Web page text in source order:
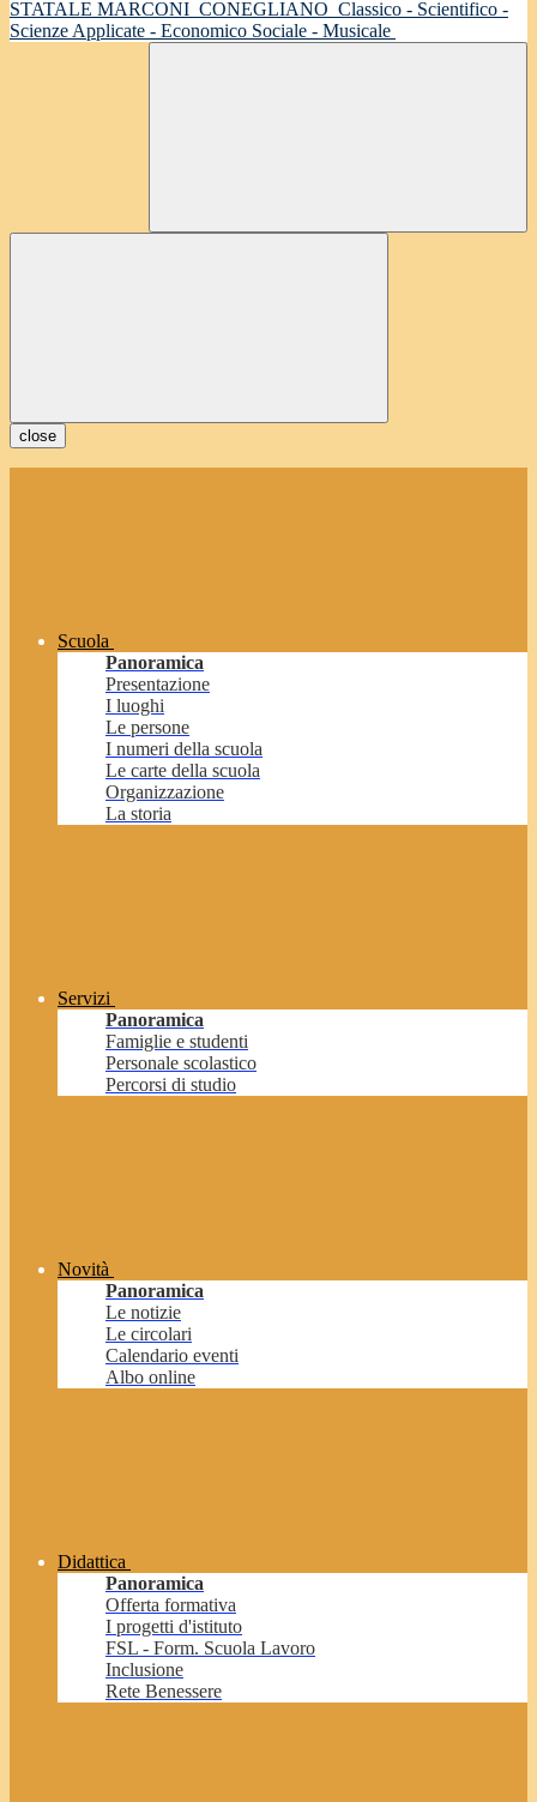
STATALE MARCONI CONEGLIANO Classico - Scientifico -
Scienze Applicate - Economico Sociale - Musicale
close
Scuola
Panoramica
Presentazione
I luoghi
Le persone
I numeri della scuola
Le carte della scuola
Organizzazione
La storia
Servizi
Panoramica
Famiglie e studenti
Personale scolastico
Percorsi di studio
Novità
Panoramica
Le notizie
Le circolari
Calendario eventi
Albo online
Didattica
Panoramica
Offerta formativa
I progetti d'istituto
FSL - Form. Scuola Lavoro
Inclusione
Rete Benessere